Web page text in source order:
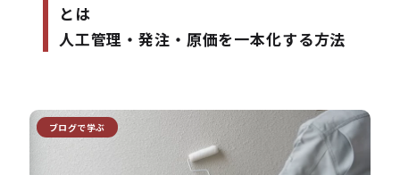
とは
人工管理・発注・原価を一本化する方法
ブログで学ぶ